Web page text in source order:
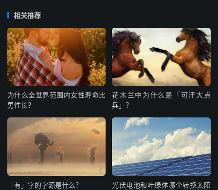
相关推荐
为什么全世界范围内女性寿命比
男性长？
花木兰中为什么是「可汗大点
兵」？
「有」字的字源是什么？
光伏电池和叶绿体哪个转换太阳